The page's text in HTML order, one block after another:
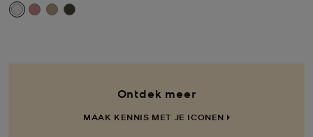
Ontdek meer
MAAK KENNIS MET JE ICONEN